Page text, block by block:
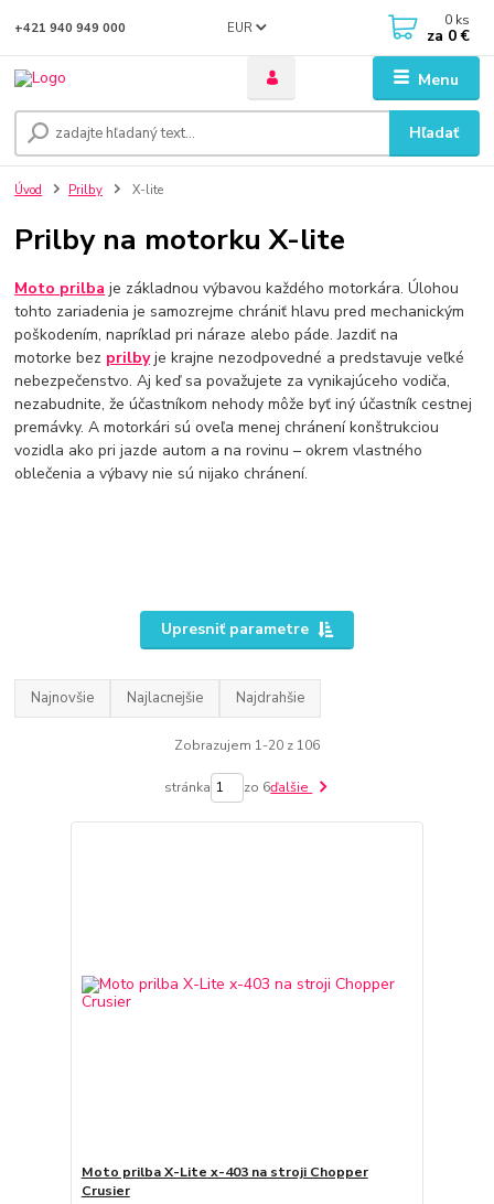
Menu
EUR
Hľadať
+421 940 949 000 0 ks
za 0 €
Úvod Prilby X-lite
Prilby na motorku X-lite
Moto prilba je základnou výbavou každého motorkára. Úlohou
tohto zariadenia je samozrejme chrániť hlavu pred mechanickým
poškodením, napríklad pri náraze alebo páde. Jazdiť na
motorke bez prilbyje krajne nezodpovedné a predstavuje veľké
nebezpečenstvo. Aj keď sa považujete za vynikajúceho vodiča,
nezabudnite, že účastníkom nehody môže byť iný účastník cestnej
premávky. A motorkári sú oveľa menej chránení konštrukciou
vozidla ako pri jazde autom a na rovinu – okrem vlastného
oblečenia a výbavy nie sú nijako chránení.
Upresniť parametre
Najnovšie Najlacnejšie Najdrahšie
Zobrazujem 1-20 z 106
stránka zo 6ďalšie
Moto prilba X-Lite x-403 na stroji Chopper
Crusier